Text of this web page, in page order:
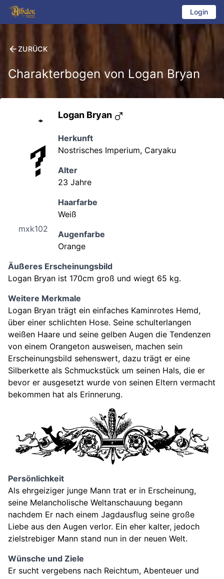
Login
ZURÜCK
Charakterbogen von Logan Bryan
mxk102
Logan Bryan ♂
Herkunft
Nostrisches Imperium, Caryaku
Alter
23 Jahre
Haarfarbe
Weiß
Augenfarbe
Orange
Äußeres Erscheinungsbild
Logan Bryan ist 170cm groß und wiegt 65 kg.
Weitere Merkmale
Logan Bryan trägt ein einfaches Kaminrotes Hemd,
über einer schlichten Hose. Seine schulterlangen
weißen Haare und seine gelben Augen die Tendenzen
von einem Orangeton ausweisen, machen sein
Erscheinungsbild sehenswert, dazu trägt er eine
Silberkette als Schmuckstück um seinen Hals, die er
bevor er ausgesetzt wurde von seinen Eltern vermacht
bekommen hat als Erinnerung.
Persönlichkeit
Als ehrgeiziger junge Mann trat er in Erscheinung,
seine Melancholische Weltanschauung begann
nachdem Er nach einem Jagdausflug seine große
Liebe aus den Augen verlor. Ein eher kalter, jedoch
zielstrebiger Mann stand nun in der neuen Welt.
Wünsche und Ziele
Er sucht vergebens nach Reichtum, Abenteuer und